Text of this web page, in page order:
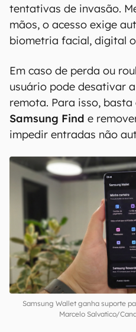
tentativas de invasão.
mãos, o acesso exige
biometria facial, digital
Em caso de perda ou
usuário pode desativar
remota. Para isso,
Samsung Find e
impedir entradas não
Samsung Wallet ganha suporte
Marcelo Salvatico/